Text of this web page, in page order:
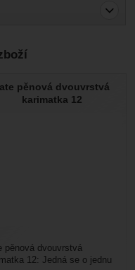
recenze.
pěnová dvouvrstvá
karimatka 12
pěnová dvouvrstvá
12: Jedná se o jednu